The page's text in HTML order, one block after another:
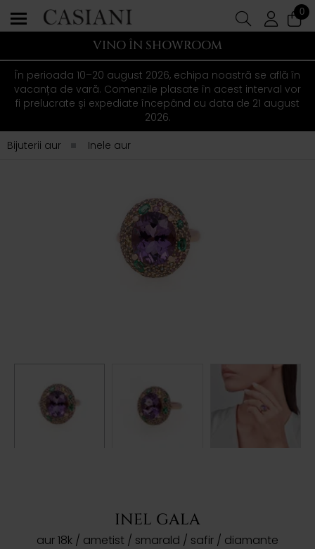
0
VINO ÎN SHOWROOM
În perioada 10–20 august 2026, echipa noastră se află în
vacanța de vară. Comenzile plasate în acest interval vor
fi prelucrate și expediate începând cu data de 21 august
2026.
Bijuterii aur
Inele aur
INEL GALA
aur 18k / ametist / smarald / safir / diamante